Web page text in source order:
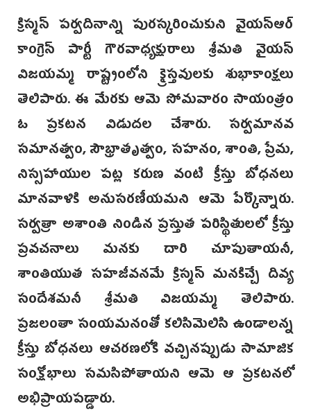
క్రిస్మస్ పర్వదినాన్ని పురస్కరించుకుని వైయస్ఆర్
కాంగ్రెస్ పార్టీ గౌరవాధ్యక్షురాలు శ్రీమతి వైయస్
విజయమ్మ రాష్ట్రంలోని క్రైస్తవులకు శుభాకాంక్షలు
తెలిపారు. ఈ మేరకు ఆమె సోమవారం సాయంత్రం
ఓ ప్రకటన విడుదల చేశారు. సర్వమానవ
సమానత్వం, సౌభ్రాతృత్వం, సహనం, శాంతి, ప్రేమ,
నిస్సహాయుల పట్ల కరుణ వంటి క్రీస్తు బోధనలు
మానవాళికి అనుసరణీయమని ఆమె పేర్కొన్నారు.
సర్వత్రా అశాంతి నిండిన ప్రస్తుత పరిస్థితులలో క్రీస్తు
ప్రవచనాలు మనకు దారి చూపుతాయనీ,
శాంతియుత సహజీవనమే క్రిస్మస్ మనకిచ్చే దివ్య
సందేశమనీ శ్రీమతి విజయమ్మ తెలిపారు.
ప్రజలంతా సంయమనంతో కలిసిమెలిసి ఉండాలన్న
క్రీస్తు బోధనలు ఆచరణలోకి వచ్చినప్పుడు సామాజిక
సంక్షోభాలు సమసిపోతాయని ఆమె ఆ ప్రకటనలో
అభిప్రాయపడ్డారు.